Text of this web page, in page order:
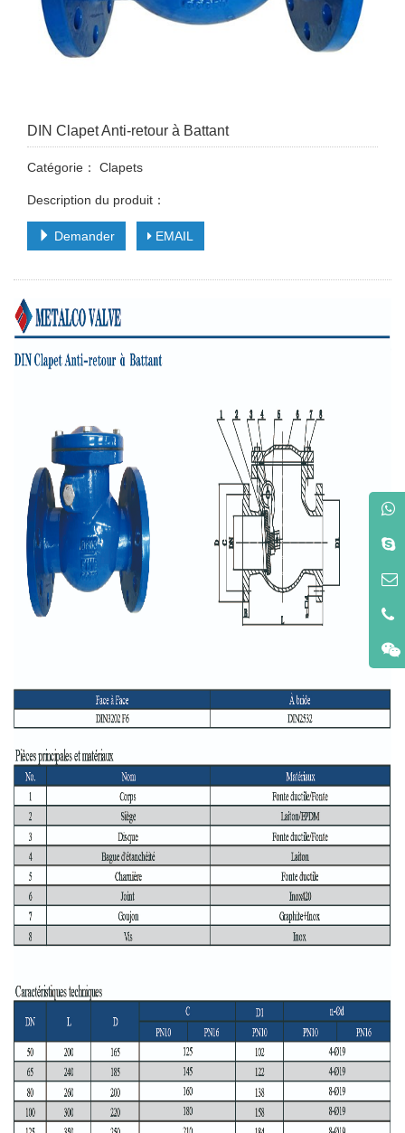
DIN Clapet Anti-retour à Battant
Catégorie： Clapets
Description du produit：
Demander EMAIL